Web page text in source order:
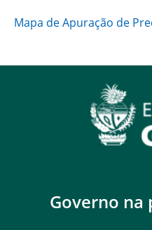
Mapa de Apuração de
Governo na